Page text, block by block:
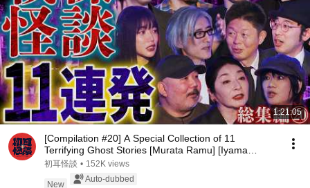
1:21:05
[Compilation #20] A Special Collection of 11
Terrifying Ghost Stories [Murata Ramu] [Iyama
Ryokic...
初耳怪談 • 152K views
New
Auto-dubbed